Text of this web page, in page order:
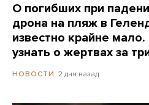
О погибших при
дрона на пляж в
известно крайне
узнать о жертвах за
НОВОСТИ 2 дня назад